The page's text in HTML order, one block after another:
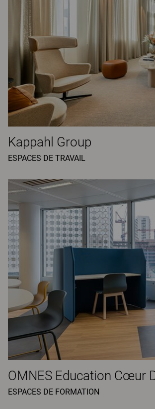
Kappahl Group
ESPACES DE TRAVAIL
OMNES Education Cœur
ESPACES DE FORMATION